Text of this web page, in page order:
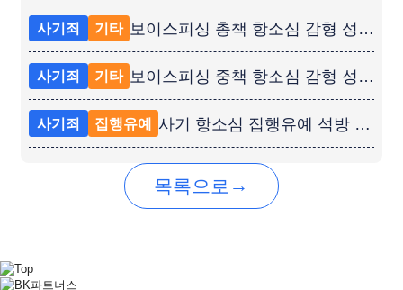
목록으로 →
사기죄 기타 보이스피싱 총책 항소심 감형 성공사례
사기죄 기타 보이스피싱 중책 항소심 감형 성공사례
사기죄 집행유예 사기 항소심 집행유예 석방 성공사례